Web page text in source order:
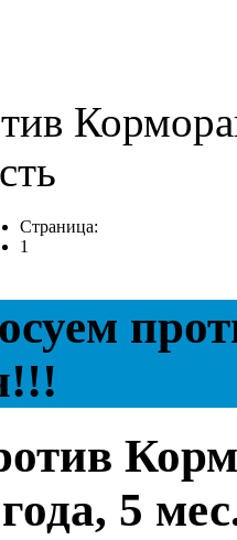
Страница:
1
5